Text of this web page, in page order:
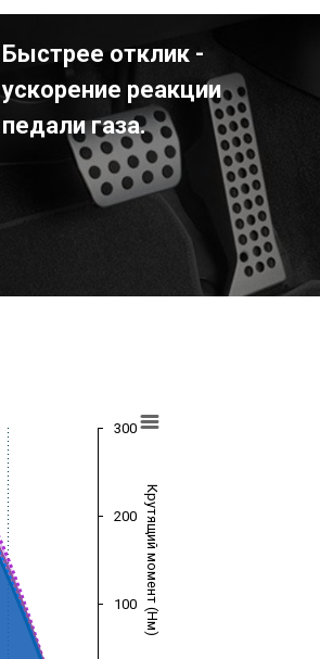
Быстрее отклик -
ускорение реакции
педали газа.
Крутящий момент (Нм)
100
200
300